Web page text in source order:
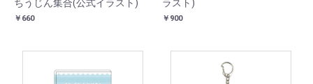
ちうじん集合(公式イラスト)
￥660
ラスト)
￥900